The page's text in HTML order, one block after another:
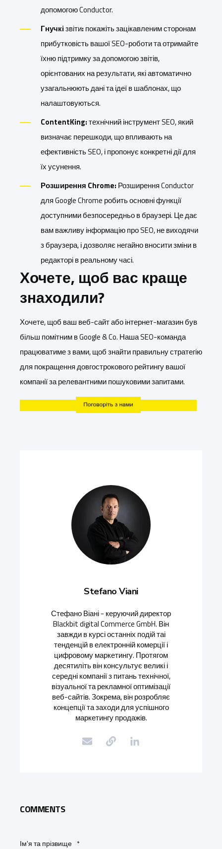
допомогою Conductor.
Гнучкізвіти: покажіть зацікавленим сторонам
прибутковість вашої SEO-роботи та отримайте
їхню підтримку за допомогою звітів,
орієнтованих на результати, які автоматично
узагальнюють дані та ідеї в шаблонах, що
налаштовуються.
ContentKing:технічний інструмент SEO, який
визначає перешкоди, що впливають на
ефективність SEO, і пропонує конкретні дії для
їх усунення.
Розширення Chrome: Розширення Conductor
для Google Chrome робить основні функції
доступними безпосередньо в браузері. Це дає
вам важливу інформацію про SEO, не виходячи
з браузера, і дозволяє негайно вносити зміни в
редакторі в реальному часі.
Хочете, щоб вас краще
знаходили?
Хочете, щоб ваш веб-сайт або інтернет-магазин був
більш помітним в Google & Co. Наша SEO-команда
працюватиме з вами, щоб знайти правильну стратегію
для покращення довгострокового рейтингу вашої
компанії за релевантними пошуковими запитами.
Stefano Viani
Стефано Віані - керуючий директор
Blackbit digital Commerce GmbH. Він
завжди в курсі останніх подій таі
тенденцій в електронній комерції і
цифровому маркетингу. Протягом
десятиліть він консультує великі і
середні компанії з питань технічної,
візуальної та рекламної оптимізації
веб-сайтів. Зокрема, він розробляє
концепції та заходи для успішного
маркетингу продажів.
COMMENTS
Ім'я та прізвище *